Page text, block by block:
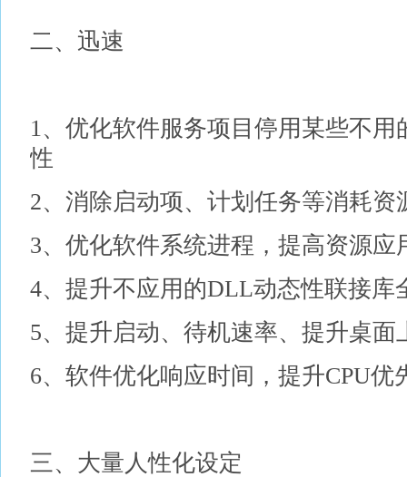
二、迅速
1、优化软件服务项目停用某些不
性
2、消除启动项、计划任务等消耗资
3、优化软件系统进程，提高资源应
4、提升不应用的DLL动态性联接库
5、提升启动、待机速率、提升桌面
6、软件优化响应时间，提升CPU优
三、大量人性化设定